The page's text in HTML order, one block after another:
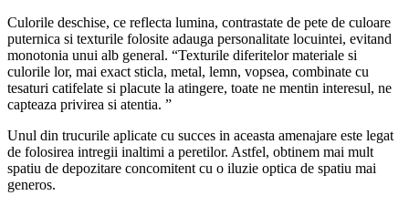
Culorile deschise, ce reflecta lumina, contrastate de pete de culoare
puternica si texturile folosite adauga personalitate locuintei, evitand
monotonia unui alb general. “Texturile diferitelor materiale si
culorile lor, mai exact sticla, metal, lemn, vopsea, combinate cu
tesaturi catifelate si placute la atingere, toate ne mentin interesul, ne
capteaza privirea si atentia. ”
Unul din trucurile aplicate cu succes in aceasta amenajare este legat
de folosirea intregii inaltimi a peretilor. Astfel, obtinem mai mult
spatiu de depozitare concomitent cu o iluzie optica de spatiu mai
generos.